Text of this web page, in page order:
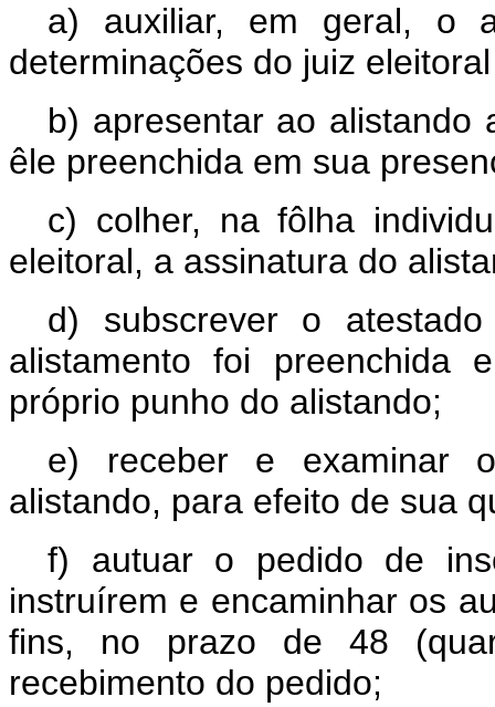
a) auxiliar, em geral, o
determinações do juiz
b) apresentar ao alistando
êle preenchida em sua
c) colher, na fôlha
eleitoral, a assinatura do
d) subscrever o
alistamento foi preenchida
próprio punho do alistando;
e) receber e examinar
alistando, para efeito de sua
f) autuar o pedido de
instruírem e encaminhar os
fins, no prazo de 48
recebimento do pedido;